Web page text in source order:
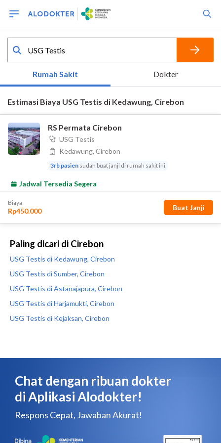
Paling dicari di Cirebon
USG Testis di Kedawung, Cirebon
USG Testis di Sumber, Cirebon
USG Testis di Astanajapura, Cirebon
USG Testis di Harjamukti, Cirebon
USG Testis di Kejaksan, Cirebon